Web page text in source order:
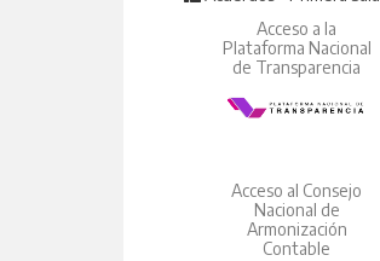
Acceso a la
Plataforma Nacional
de Transparencia
Acceso al Consejo
Nacional de
Armonización
Contable